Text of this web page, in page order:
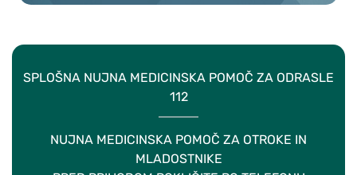
SPLOŠNA NUJNA MEDICINSKA POMOČ ZA ODRASLE
112
NUJNA MEDICINSKA POMOČ ZA OTROKE IN
MLADOSTNIKE